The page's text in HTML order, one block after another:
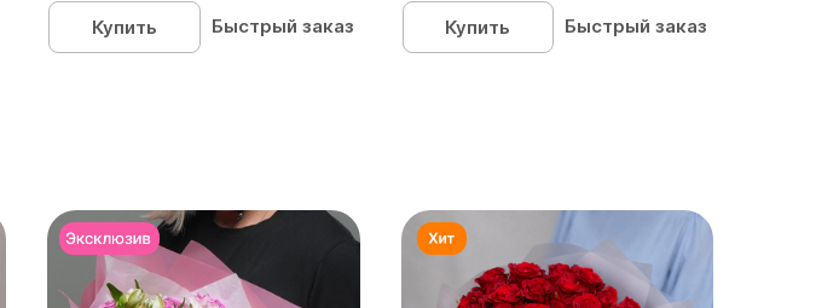
Купить
Быстрый заказ
Купить
Быстрый заказ